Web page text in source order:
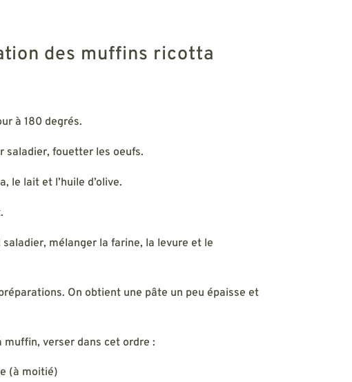
des muffins ricotta
à 180 degrés.
saladier, fouetter les oeufs.
le lait et l’huile d’olive.
saladier, mélanger la farine, la levure et le
On obtient une pâte un peu épaisse et
muffin, verser dans cet ordre :
(à moitié)